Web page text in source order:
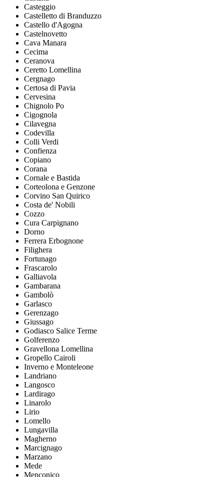
Casteggio
Castelletto di Branduzzo
Castello d'Agogna
Castelnovetto
Cava Manara
Cecima
Ceranova
Ceretto Lomellina
Cergnago
Certosa di Pavia
Cervesina
Chignolo Po
Cigognola
Cilavegna
Codevilla
Colli Verdi
Confienza
Copiano
Corana
Cornale e Bastida
Corteolona e Genzone
Corvino San Quirico
Costa de' Nobili
Cozzo
Cura Carpignano
Dorno
Ferrera Erbognone
Filighera
Fortunago
Frascarolo
Galliavola
Gambarana
Gambolò
Garlasco
Gerenzago
Giussago
Godiasco Salice Terme
Golferenzo
Gravellona Lomellina
Gropello Cairoli
Inverno e Monteleone
Landriano
Langosco
Lardirago
Linarolo
Lirio
Lomello
Lungavilla
Magherno
Marcignago
Marzano
Mede
Menconico